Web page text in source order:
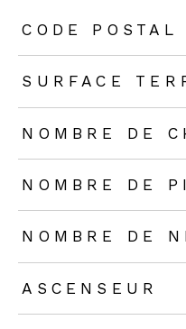
CODE POSTAL
SURFACE
NOMBRE DE
NOMBRE DE
NOMBRE DE
ASCENSEUR